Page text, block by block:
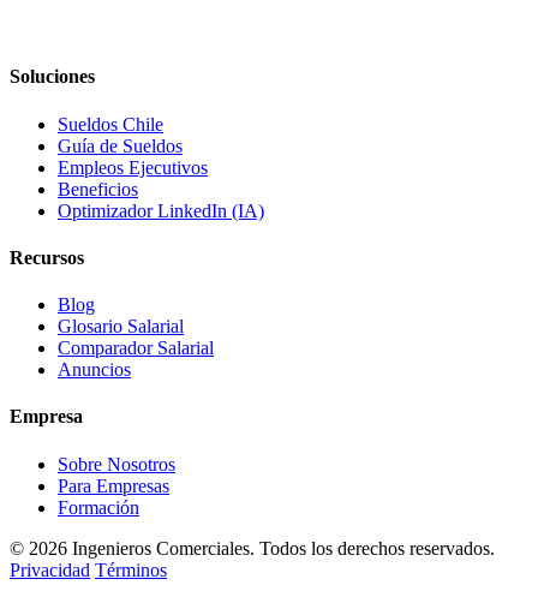
Soluciones
Sueldos Chile
Guía de Sueldos
Empleos Ejecutivos
Beneficios
Optimizador LinkedIn (IA)
Recursos
Blog
Glosario Salarial
Comparador Salarial
Anuncios
Empresa
Sobre Nosotros
Para Empresas
Formación
© 2026 Ingenieros Comerciales. Todos los derechos reservados.
Privacidad Términos